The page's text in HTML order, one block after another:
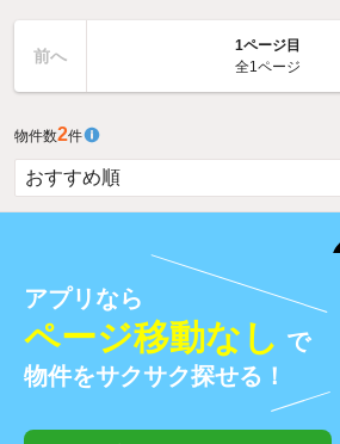
前へ
1ページ目
全1ページ
物件数2件
アプリなら
ページ移動なし で
物件をサクサク探せる！